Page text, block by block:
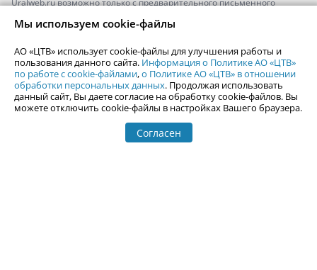
Uralweb.ru возможно только с предварительного письменного
По вопросам размещения рекламы обращайтесь по тел.
По вопросам размещения информации в разделе «Афиша»
afisha@uralweb.ru
Пользовательское соглашение на использование сайта
Политика АО «ЦТВ» в отношении обработки персональных данных
Мы используем cookie-файлы
АО «ЦТВ» использует cookie-файлы для улучшения работы и
пользования данного сайта. Информация о Политике АО «ЦТВ»
по работе с cookie-файлами,о Политике АО «ЦТВ» в отношении
обработки персональных данных. Продолжая использовать
данный сайт, Вы даете согласие на обработку cookie-файлов. Вы
можете отключить cookie-файлы в настройках Вашего браузера.
Согласен